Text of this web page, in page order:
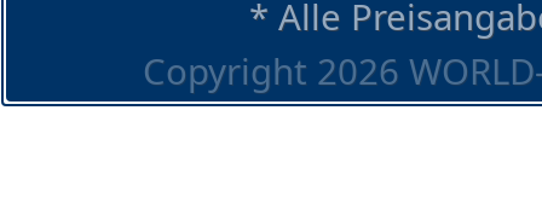
* Alle
Copyright 2026